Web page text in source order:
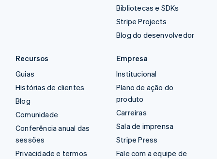
Bibliotecas e SDKs
Stripe Projects
Blog do desenvolvedor
Recursos
Guias
Histórias de clientes
Blog
Comunidade
Conferência anual das
sessões
Privacidade e termos
Empresa
Institucional
Plano de ação do
produto
Carreiras
Sala de imprensa
Stripe Press
Fale com a equipe de